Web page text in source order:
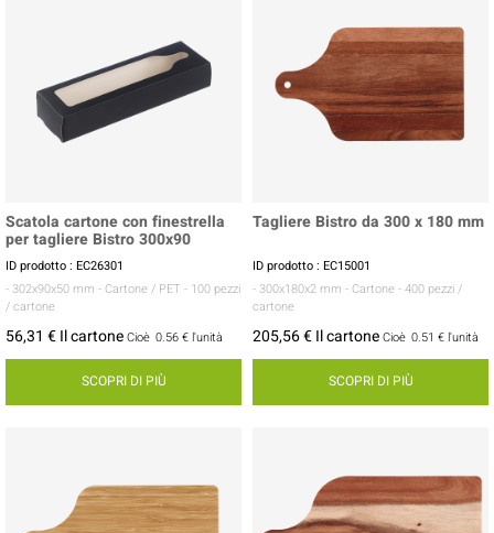
Scatola cartone con finestrella
per tagliere Bistro 300x90
ID prodotto : EC26301
- 302x90x50 mm - Cartone / PET - 100 pezzi
/ cartone
56,31 € Il cartoneCioè 0.56 € l'unità
SCOPRI DI PIÙ
Tagliere Bistro da 300 x 180 mm
ID prodotto : EC15001
- 300x180x2 mm - Cartone - 400 pezzi /
cartone
205,56 € Il cartoneCioè 0.51 € l'unità
SCOPRI DI PIÙ